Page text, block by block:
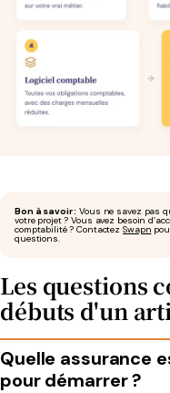
Bon à savoir : Vous ne savez pas
votre projet ? Vous avez besoin
comptabilité ? Contactez Swapn
questions.
Les questions
débuts d'un
Quelle assurance
pour démarrer ?